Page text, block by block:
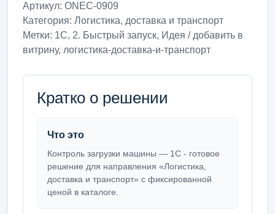
Артикул: ONEC-0909
Категория: Логистика, доставка и транспорт
Метки: 1С, 2. Быстрый запуск, Идея / добавить в
витрину, логистика-доставка-и-транспорт
Кратко о решении
Что это
Контроль загрузки машины — 1С - готовое
решение для направления «Логистика,
доставка и транспорт» с фиксированной
ценой в каталоге.